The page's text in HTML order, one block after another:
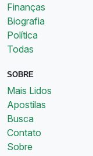
Finanças
Biografia
Política
Todas
SOBRE
Mais Lidos
Apostilas
Busca
Contato
Sobre